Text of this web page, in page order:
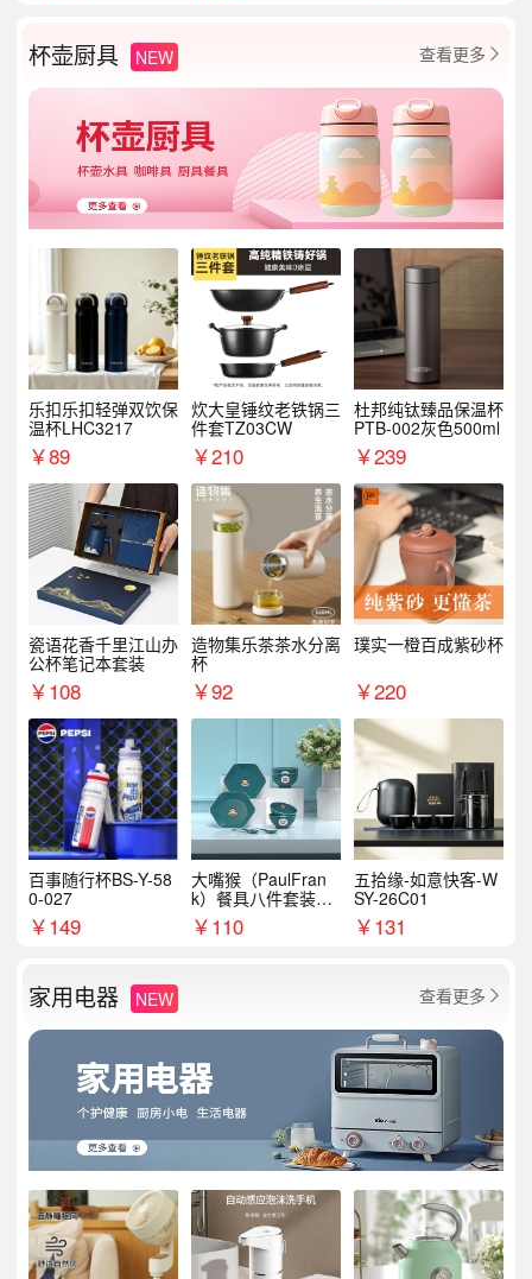
杯壶厨具 NEW 查看更多 
乐扣乐扣轻弹双饮保
温杯LHC3217
￥89
炊大皇锤纹老铁锅三
件套TZ03CW
￥210
杜邦纯钛臻品保温杯
PTB-002灰色500ml
￥239
瓷语花香千里江山办
公杯笔记本套装
￥108
造物集乐茶茶水分离
杯
￥92
璞实一橙百成紫砂杯
￥220
百事随行杯BS-Y-58
0-027
￥149
大嘴猴（PaulFran
k）餐具八件套装HC
T6007
￥110
五拾缘-如意快客-W
SY-26C01
￥131
家用电器 NEW 查看更多 